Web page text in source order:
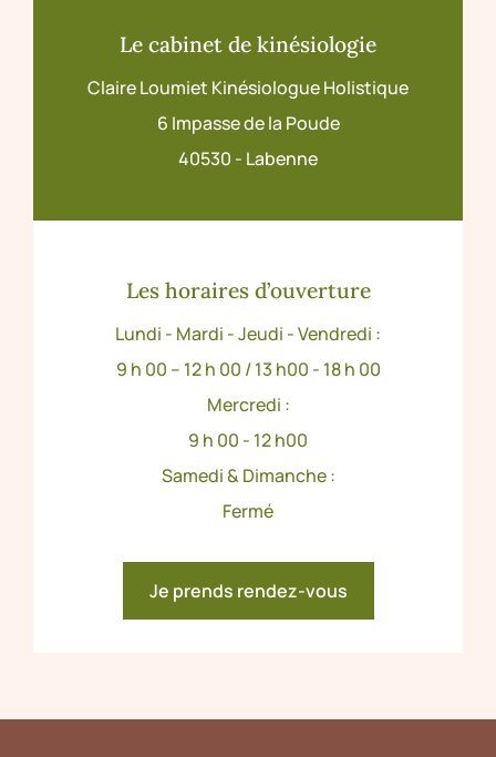
Le cabinet de kinésiologie
Claire Loumiet Kinésiologue Holistique
6 Impasse de la Poude
40530 - Labenne
Les horaires d’ouverture
Lundi - Mardi - Jeudi - Vendredi :
9 h 00 – 12 h 00 / 13 h00 - 18 h 00
Mercredi :
9 h 00 - 12 h00
Samedi & Dimanche :
Fermé
Je prends rendez-vous